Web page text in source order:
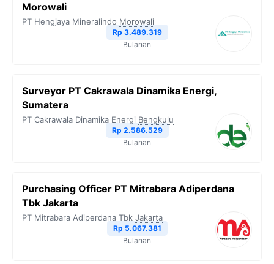
Morowali
PT Hengjaya Mineralindo Morowali
Rp 3.489.319
Bulanan
Surveyor PT Cakrawala Dinamika Energi,
Sumatera
PT Cakrawala Dinamika Energi Bengkulu
Rp 2.586.529
Bulanan
Purchasing Officer PT Mitrabara Adiperdana
Tbk Jakarta
PT Mitrabara Adiperdana Tbk Jakarta
Rp 5.067.381
Bulanan